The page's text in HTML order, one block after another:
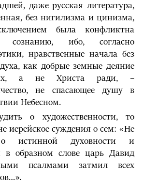
даже русская литература,
без нигилизма и цинизма,
была конфликтна
сознанию, ибо, согласно
нравственные начала без
как добрые земные деяние
а не Христа ради, –
не спасающее душу в
Небесном.
о художественности, то
иерейское суждения о сем: «Не
истинной духовности и
образном слове царь Давид
псалмами затмил всех